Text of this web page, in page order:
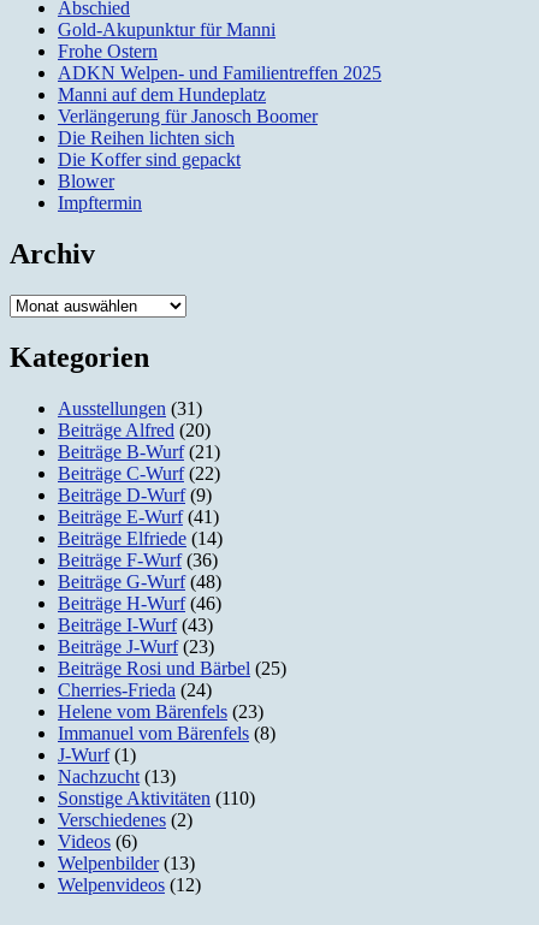
Abschied
Gold-Akupunktur für Manni
Frohe Ostern
ADKN Welpen- und Familientreffen 2025
Manni auf dem Hundeplatz
Verlängerung für Janosch Boomer
Die Reihen lichten sich
Die Koffer sind gepackt
Blower
Impftermin
Archiv
Archiv
Kategorien
Ausstellungen (31)
Beiträge Alfred (20)
Beiträge B-Wurf(21)
Beiträge C-Wurf(22)
Beiträge D-Wurf(9)
Beiträge E-Wurf(41)
Beiträge Elfriede (14)
Beiträge F-Wurf(36)
Beiträge G-Wurf(48)
Beiträge H-Wurf(46)
Beiträge I-Wurf(43)
Beiträge J-Wurf(23)
Beiträge Rosi und Bärbel (25)
Cherries-Frieda (24)
Helene vom Bärenfels (23)
Immanuel vom Bärenfels (8)
J-Wurf(1)
Nachzucht (13)
Sonstige Aktivitäten (110)
Verschiedenes (2)
Videos (6)
Welpenbilder(13)
Welpenvideos (12)